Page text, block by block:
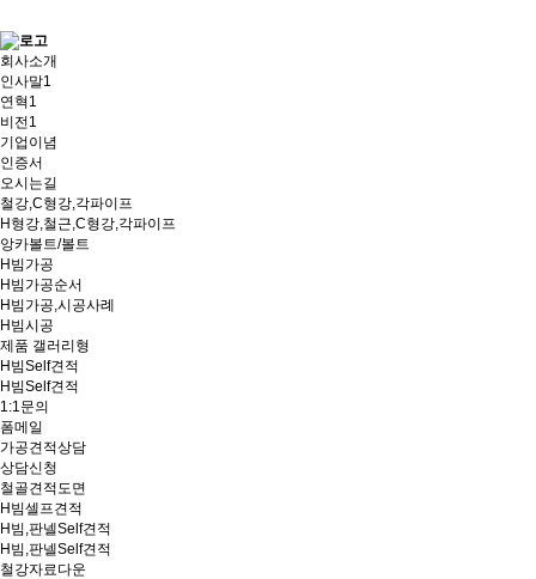
회사소개
인사말1
연혁1
비전1
기업이념
인증서
오시는길
철강,C형강,각파이프
H형강,철근,C형강,각파이프
앙카볼트/볼트
H빔가공
H빔가공순서
H빔가공,시공사례
H빔시공
제품 갤러리형
H빔Self견적
H빔Self견적
1:1문의
폼메일
가공견적상담
상담신청
철골견적도면
H빔셀프견적
H빔,판넬Self견적
H빔,판넬Self견적
철강자료다운